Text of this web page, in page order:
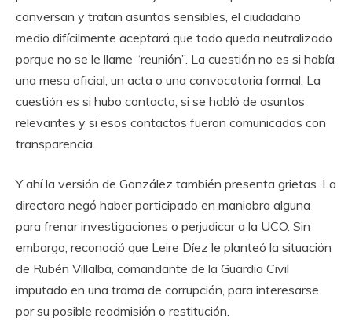
conversan y tratan asuntos sensibles, el ciudadano
medio difícilmente aceptará que todo queda neutralizado
porque no se le llame “reunión”. La cuestión no es si había
una mesa oficial, un acta o una convocatoria formal. La
cuestión es si hubo contacto, si se habló de asuntos
relevantes y si esos contactos fueron comunicados con
transparencia.
Y ahí la versión de González también presenta grietas. La
directora negó haber participado en maniobra alguna
para frenar investigaciones o perjudicar a la UCO. Sin
embargo, reconoció que Leire Díez le planteó la situación
de Rubén Villalba, comandante de la Guardia Civil
imputado en una trama de corrupción, para interesarse
por su posible readmisión o restitución.